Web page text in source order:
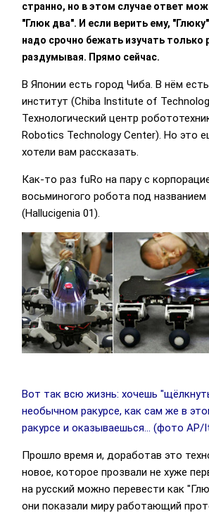
странно, но в этом случае ответ
"Глюк два". И если верить ему,
надо срочно бежать изучать только
раздумывая. Прямо сейчас.
В Японии есть город Чиба. В нём
институт (Chiba Institute of
Технологический центр
Robotics Technology Center). Но это
хотели вам рассказать.
Как-то раз fuRo на пару с
восьминогого робота под названием
(Hallucigenia 01).
Вот так всю жизнь: хочешь
необычном ракурсе, как сам же в
ракурсе и оказываешься… (фото AP/
Прошло время и, доработав это
новое, которое прозвали не хуже
на русский можно перевести как
они показали миру работающий